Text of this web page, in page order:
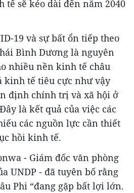
tế sẽ kéo dài đến năm 2040
19 và sự bất ổn tiếp theo
Bình Dương là nguyên
nhiều nền kinh tế châu
kinh tế tiêu cực như vậy
định chính trị và xã hội ở
là kết quả của việc các
các nguồn lực cần thiết
hồi kinh tế.
- Giám đốc văn phòng
UNDP - đã tuyên bố rằng
Phi “đang gặp bất lợi lớn.